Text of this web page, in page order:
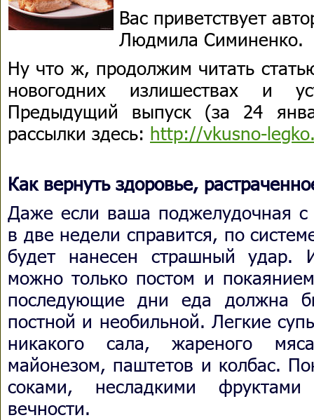
Вас приветствует
Людмила Симиненко.
Ну что ж, продолжим читать
новогодних излишествах и
Предыдущий выпуск (за 24
рассылки здесь: http://vkusno-
Как вернуть здоровье,
Даже если ваша поджелудочная с
в две недели справится, по
будет нанесен страшный
можно только постом и
последующие дни еда должна
постной и необильной. Легкие
никакого сала, жареного
майонезом, паштетов и колбас.
соками, несладкими
вечности.